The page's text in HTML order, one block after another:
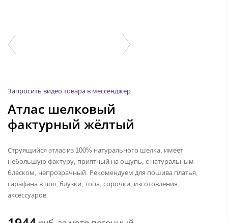
Запросить видео товара в мессенджер
Атлас шелковый
фактурный жёлтый
Струящийся атлас из 100% натурального шелка, имеет
небольшую фактуру, приятный на ощупь, с натуральным
блеском, непрозрачный. Рекомендуем для пошива платья,
сарафана в пол, блузки, топа, сорочки, изготовления
аксессуаров.